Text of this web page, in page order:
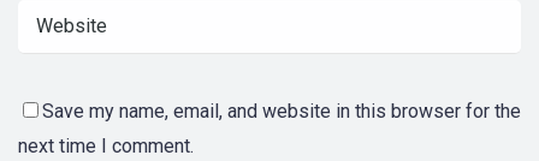
Save my name, email, and website in this browser for the
next time I comment.